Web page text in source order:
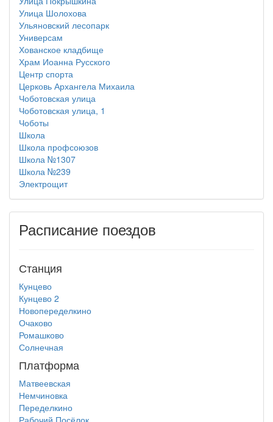
Улица Шолохова
Ульяновский лесопарк
Универсам
Хованское кладбище
Храм Иоанна Русского
Центр спорта
Церковь Архангела Михаила
Чоботовская улица
Чоботовская улица, 1
Чоботы
Школа
Школа профсоюзов
Школа №1307
Школа №239
Электрощит
Расписание поездов
Станция
Кунцево
Кунцево 2
Новопеределкино
Очаково
Ромашково
Солнечная
Платформа
Матвеевская
Немчиновка
Переделкино
Рабочий Посёлок